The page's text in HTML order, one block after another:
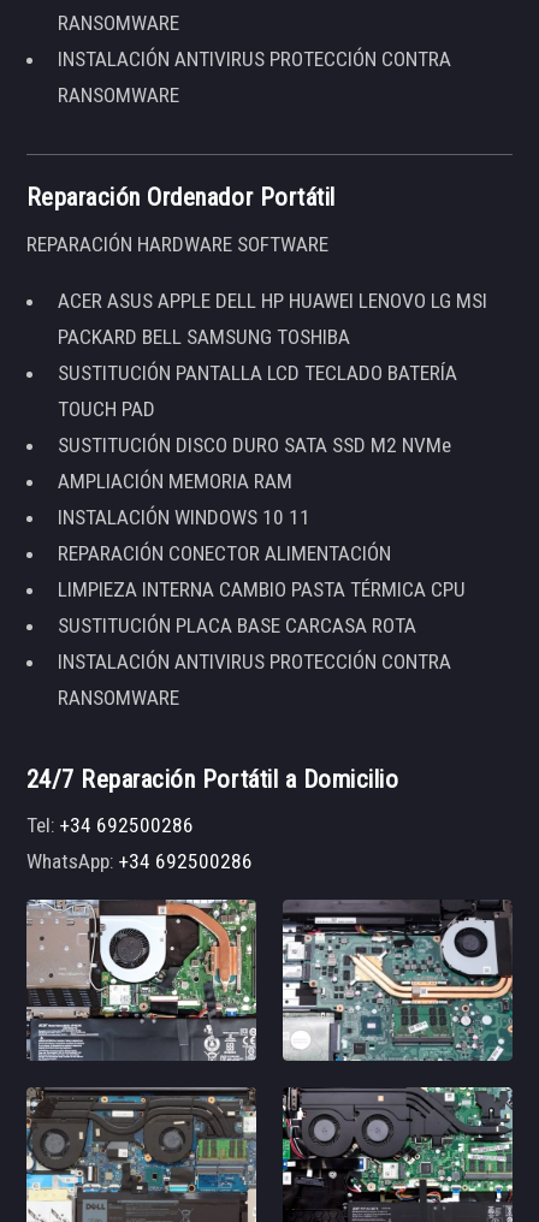
RANSOMWARE
INSTALACIÓN ANTIVIRUS PROTECCIÓN CONTRA
RANSOMWARE
Reparación Ordenador Portátil
REPARACIÓN HARDWARE SOFTWARE
ACER ASUS APPLE DELL HP HUAWEI LENOVO LG MSI
PACKARD BELL SAMSUNG TOSHIBA
SUSTITUCIÓN PANTALLA LCD TECLADO BATERÍA
TOUCH PAD
SUSTITUCIÓN DISCO DURO SATA SSD M2 NVMe
AMPLIACIÓN MEMORIA RAM
INSTALACIÓN WINDOWS 10 11
REPARACIÓN CONECTOR ALIMENTACIÓN
LIMPIEZA INTERNA CAMBIO PASTA TÉRMICA CPU
SUSTITUCIÓN PLACA BASE CARCASA ROTA
INSTALACIÓN ANTIVIRUS PROTECCIÓN CONTRA
RANSOMWARE
24/7 Reparación Portátil a Domicilio
Tel:+34 692500286
WhatsApp:+34 692500286